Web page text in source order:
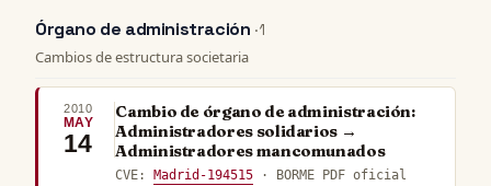
Órgano de administración · 1
Cambios de estructura societaria
2010
MAY
14
Cambio de órgano de administración:
Administradores solidarios →
Administradores mancomunados
CVE: Madrid-194515 · BORME PDF oficial